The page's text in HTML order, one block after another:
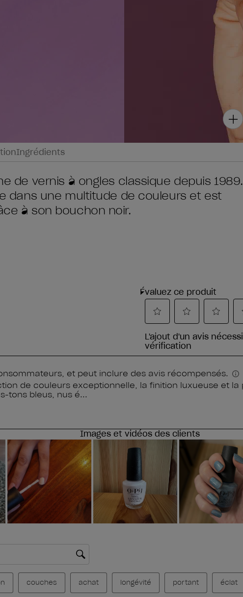
Ingrédients
de vernis à ongles classique depuis 1989.
dans une multitude de couleurs et est
à son bouchon noir.